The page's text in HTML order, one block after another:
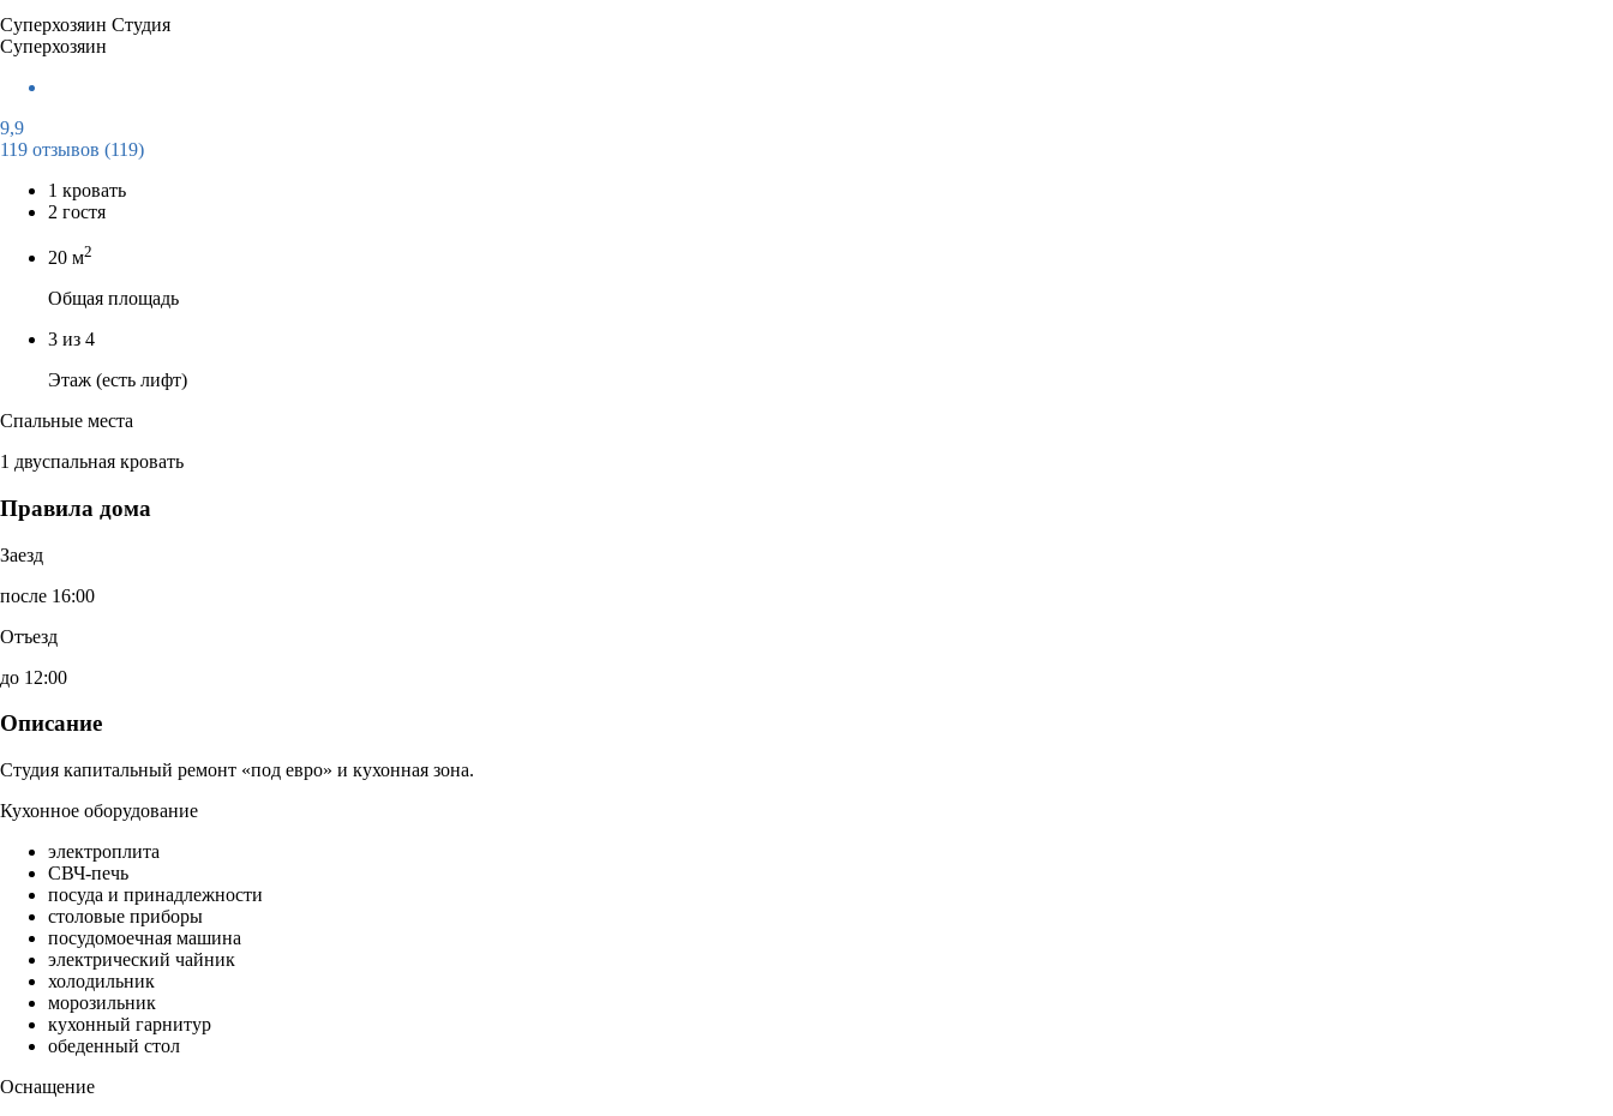
Суперхозяин Студия
Суперхозяин
9,9
119 отзывов (119)
1 кровать
2 гостя
20 м2
Общая площадь
3 из 4
Этаж (есть лифт)
Спальные места
1 двуспальная кровать
Правила дома
Заезд
после 16:00
Отъезд
до 12:00
Описание
Студия капитальный ремонт «под евро» и кухонная зона.
Кухонное оборудование
электроплита
СВЧ-печь
посуда и принадлежности
столовые приборы
посудомоечная машина
электрический чайник
холодильник
морозильник
кухонный гарнитур
обеденный стол
Оснащение